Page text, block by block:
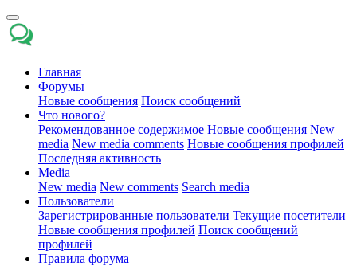
Главная
Форумы
Новые сообщения Поиск сообщений
Что нового?
Рекомендованное содержимое Новые сообщения New
media New media comments Новые сообщения профилей
Последняя активность
Media
New media New comments Search media
Пользователи
Зарегистрированные пользователи Текущие посетители
Новые сообщения профилей Поиск сообщений
профилей
Правила форума